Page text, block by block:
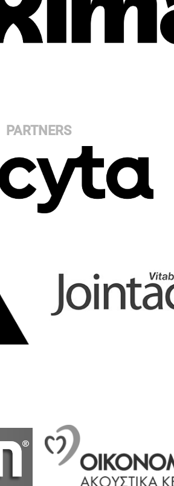
PARTNERS